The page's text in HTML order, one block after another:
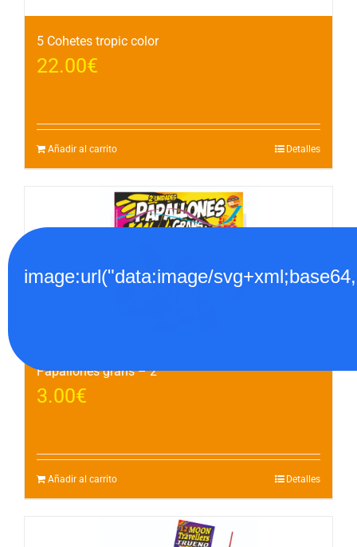
5 Cohetes tropic color
22.00€
Añadir al carrito Detalles
Papallones grans – 2
3.00€
Añadir al carrito Detalles
image:url("data:image/